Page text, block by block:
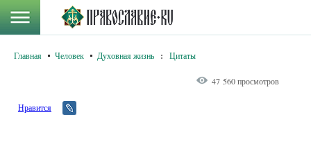
Главная Человек Духовная жизнь : Цитаты
47 560 просмотров
Нравится